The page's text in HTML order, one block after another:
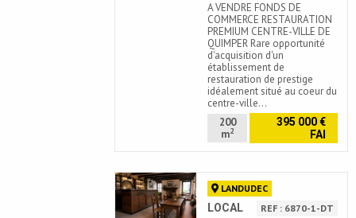
A VENDRE FONDS DE
COMMERCE RESTAURATION
PREMIUM CENTRE-VILLE DE
QUIMPER Rare opportunité
d'acquisition d'un
établissement de
restauration de prestige
idéalement situé au coeur du
centre-ville…
200
m2
395 000 €
FAI
LANDUDEC
REF : 6870-1-DT
LOCAL